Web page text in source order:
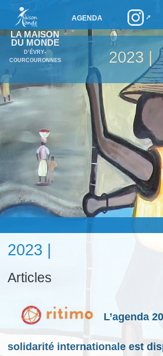
LA MAISON
DU MONDE
D’ÉVRY-
COURCOURONNES
AGENDA
2023 |
2023 |
Articles
L’agenda
solidarité internationale est